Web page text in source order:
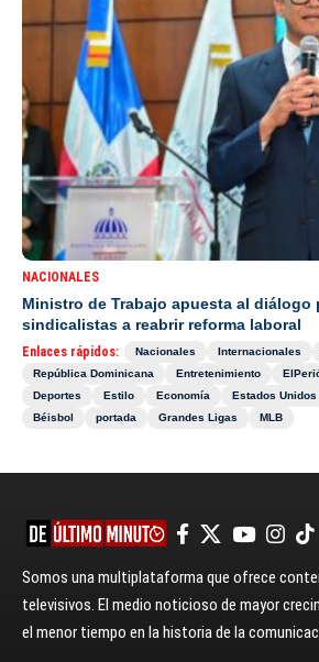
NACIONALES
Ministro de Trabajo apuesta al diálogo
sindicalistas a reabrir reforma laboral
Enlaces rápidos: Nacionales Internacionales
República Dominicana
Entretenimiento
Deportes
Estilo Economía Estados Unidos
Béisbol
portada Grandes Ligas MLB
Somos una multiplataforma que ofrece
televisivos. El medio noticioso de mayor
el menor tiempo en la historia de la